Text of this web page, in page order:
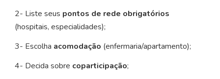
2- Liste seus pontos de rede obrigatórios
(hospitais, especialidades);
3- Escolha acomodação (enfermaria/apartamento);
4- Decida sobre coparticipação;